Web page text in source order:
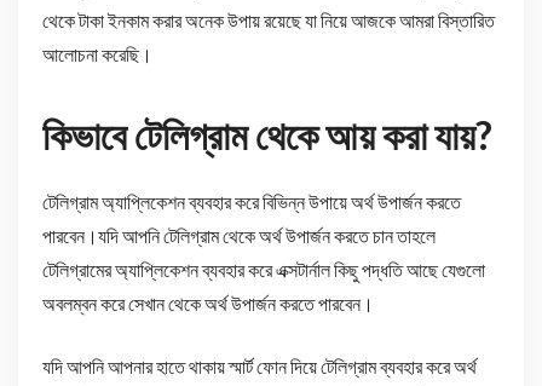
থেকে টাকা ইনকাম করার অনেক উপায় রয়েছে যা নিয়ে আজকে আমরা বিস্তারিত
আলোচনা করেছি।
কিভাবে টেলিগ্রাম থেকে আয় করা যায়?
টেলিগ্রাম অ্যাপ্লিকেশন ব্যবহার করে বিভিন্ন উপায়ে অর্থ উপার্জন করতে
পারবেন।যদি আপনি টেলিগ্রাম থেকে অর্থ উপার্জন করতে চান তাহলে
টেলিগ্রামের অ্যাপ্লিকেশন ব্যবহার করে এক্সটার্নাল কিছু পদ্ধতি আছে যেগুলো
অবলম্বন করে সেখান থেকে অর্থ উপার্জন করতে পারবেন।
যদি আপনি আপনার হাতে থাকায় স্মার্ট ফোন দিয়ে টেলিগ্রাম ব্যবহার করে অর্থ